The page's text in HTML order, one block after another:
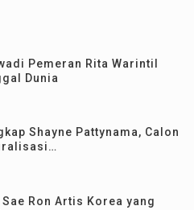
Pemeran Rita Warintil
Dunia
Shayne Pattynama, Calon
Ron Artis Korea yang